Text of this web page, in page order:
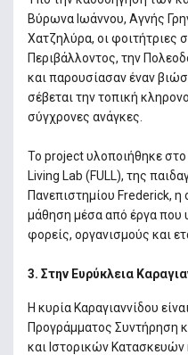
Βύρωνα Ιωάννου, Αγνής
Χατζηλύρα, οι φοιτήτριες
Περιβάλλοντος, την
και παρουσίασαν έναν
σέβεται την τοπική
σύγχρονες ανάγκες.
Το project υλοποιήθηκε
Living Lab (FULL), της
Πανεπιστημίου Frederick, η
μάθηση μέσα από έργα που
φορείς, οργανισμούς και
3. Στην Ευρύκλεια
Η κυρία Καραγιαννίδου
Προγράμματος Συντήρηση
και Ιστορικών Κατασκευών